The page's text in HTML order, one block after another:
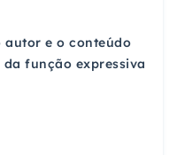
autor e o conteúdo
função expressiva